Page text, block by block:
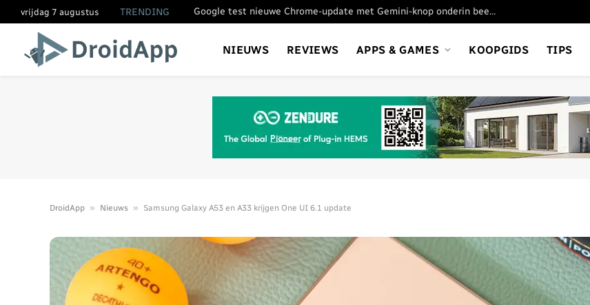
vrijdag 7 augustus TRENDING Google test nieuwe Chrome-update met Gemini-knop onderin beeld
NIEUWS REVIEWS APPS & GAMES KOOPGIDS TIPS
DroidApp » Nieuws » Samsung Galaxy A53 en A33 krijgen One UI 6.1 update